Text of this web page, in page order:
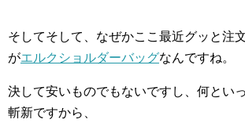
そしてそして、なぜかここ最近グッと注
がエルクショルダーバッグなんですね。
決して安いものでもないですし、何とい
斬新ですから、